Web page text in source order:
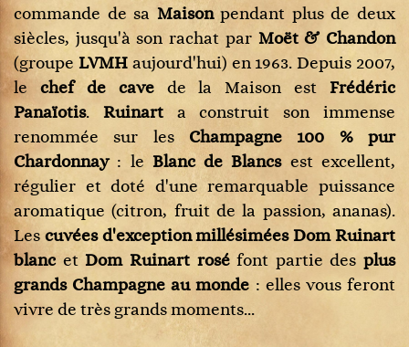
commande de sa Maisonpendant plus de deux
siècles, jusqu'à son rachat par Moët & Chandon
(groupe LVMHaujourd'hui) en 1963. Depuis 2007,
le chef de cavede la Maison est Frédéric
Panaïotis. Ruinarta construit son immense
renommée sur les Champagne 100 % pur
Chardonnay: le Blanc de Blancsest excellent,
régulier et doté d'une remarquable puissance
aromatique (citron, fruit de la passion, ananas).
Les cuvées d'exception millésimées Dom Ruinart
blancetDom Ruinart roséfont partie des plus
grands Champagne au monde : elles vous feront
vivre de très grands moments...